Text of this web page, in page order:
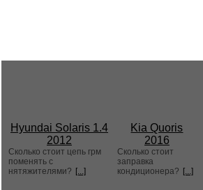
Hyundai Solaris 1.4
2012
Сколько стоит цепь грм
поменять с
нятяжителями? [...]
Kia Quoris
2016
Сколько стоит
заправка
кондиционера? [...]